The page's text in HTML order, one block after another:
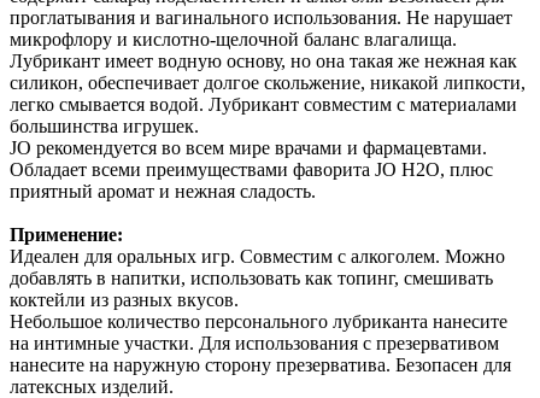
проглатывания и вагинального использования. Не нарушает
микрофлору и кислотно-щелочной баланс влагалища.
Лубрикант имеет водную основу, но она такая же нежная как
силикон, обеспечивает долгое скольжение, никакой липкости,
легко смывается водой. Лубрикант совместим с материалами
большинства игрушек.
JO рекомендуется во всем мире врачами и фармацевтами.
Обладает всеми преимуществами фаворита JO H2O, плюс
приятный аромат и нежная сладость.
Применение:
Идеален для оральных игр. Совместим с алкоголем. Можно
добавлять в напитки, использовать как топинг, смешивать
коктейли из разных вкусов.
Небольшое количество персонального лубриканта нанесите
на интимные участки. Для использования с презервативом
нанесите на наружную сторону презерватива. Безопасен для
латексных изделий.